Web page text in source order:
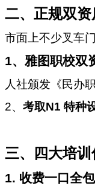
二、正规双
市面上不少叉车
1、雅图职校双
人社颁发《民办
2、 考取N1 特种
三、四大培
1. 收费一口全